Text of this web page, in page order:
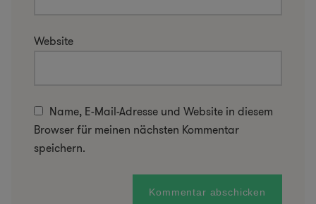
Website
Name, E-Mail-Adresse und Website in diesem
Browser für meinen nächsten Kommentar
speichern.